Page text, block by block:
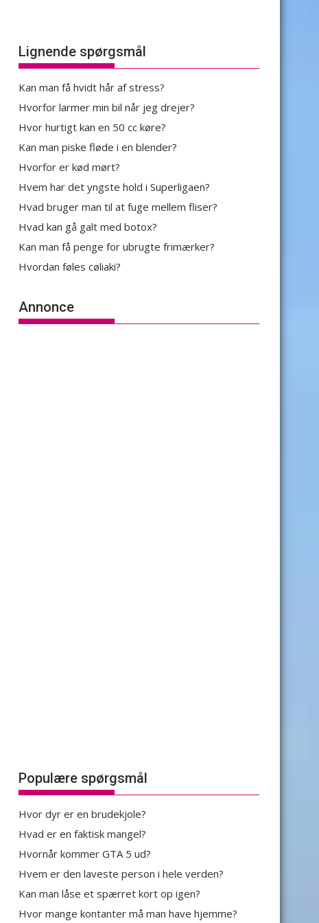
Lignende spørgsmål
Kan man få hvidt hår af stress?
Hvorfor larmer min bil når jeg drejer?
Hvor hurtigt kan en 50 cc køre?
Kan man piske fløde i en blender?
Hvorfor er kød mørt?
Hvem har det yngste hold i Superligaen?
Hvad bruger man til at fuge mellem fliser?
Hvad kan gå galt med botox?
Kan man få penge for ubrugte frimærker?
Hvordan føles cøliaki?
Annonce
Populære spørgsmål
Hvor dyr er en brudekjole?
Hvad er en faktisk mangel?
Hvornår kommer GTA 5 ud?
Hvem er den laveste person i hele verden?
Kan man låse et spærret kort op igen?
Hvor mange kontanter må man have hjemme?